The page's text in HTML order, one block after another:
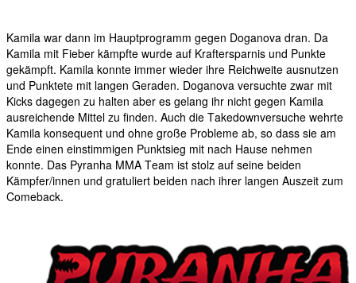
Kamila war dann im Hauptprogramm gegen Doganova dran. Da
Kamila mit Fieber kämpfte wurde auf Kraftersparnis und Punkte
gekämpft. Kamila konnte immer wieder ihre Reichweite ausnutzen
und Punktete mit langen Geraden. Doganova versuchte zwar mit
Kicks dagegen zu halten aber es gelang ihr nicht gegen Kamila
ausreichende Mittel zu finden. Auch die Takedownversuche wehrte
Kamila konsequent und ohne große Probleme ab, so dass sie am
Ende einen einstimmigen Punktsieg mit nach Hause nehmen
konnte. Das Pyranha MMA Team ist stolz auf seine beiden
Kämpfer/innen und gratuliert beiden nach ihrer langen Auszeit zum
Comeback.